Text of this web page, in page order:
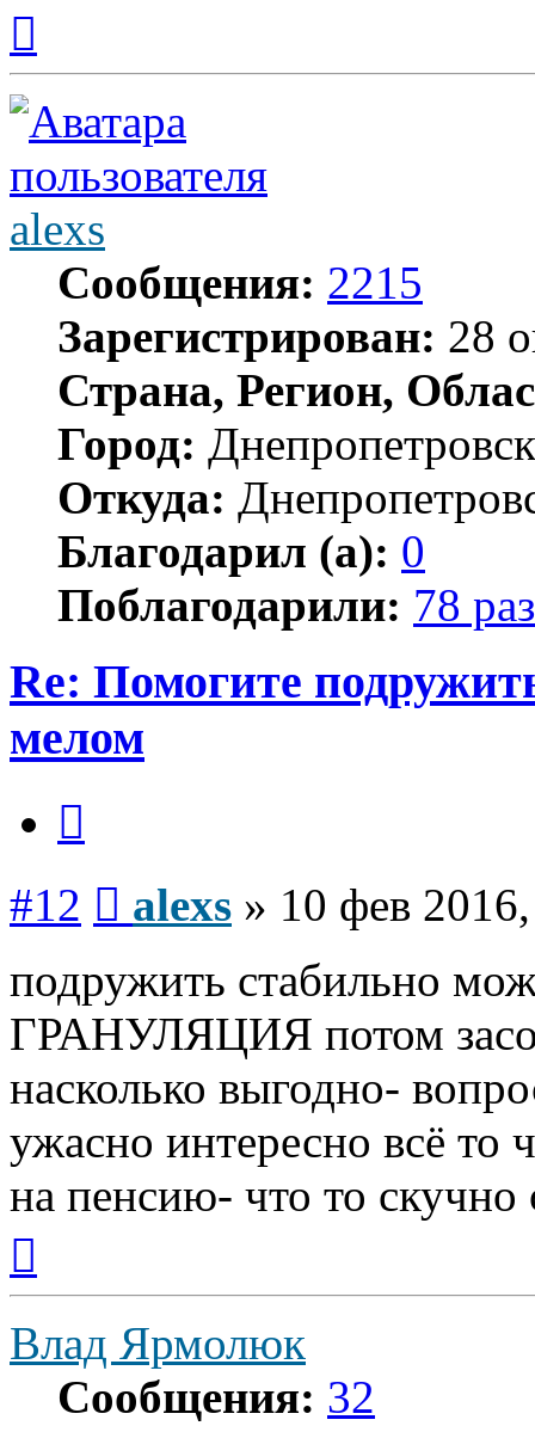
началу
alexs
Сообщения: 2215
Зарегистрирован: 28
Страна, Регион,
Город: Днепропетровск
Откуда:
Благодарил (а): 0
Поблагодарили: 78 раз
Re: Помогите
мелом
#12 alexs » 10 фев
подружить стабильно
ГРАНУЛЯЦИЯ потом
насколько выгодно-
ужасно интересно всё то
на пенсию- что то скучно
началу
Влад Ярмолюк
Сообщения: 32